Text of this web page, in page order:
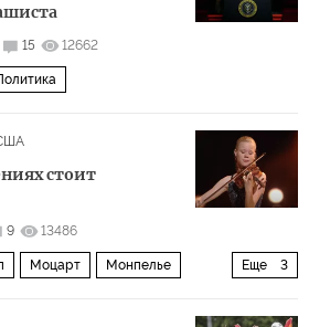
15 12662
стоит
9 13486
Еще 3
Моцарт Монпелье